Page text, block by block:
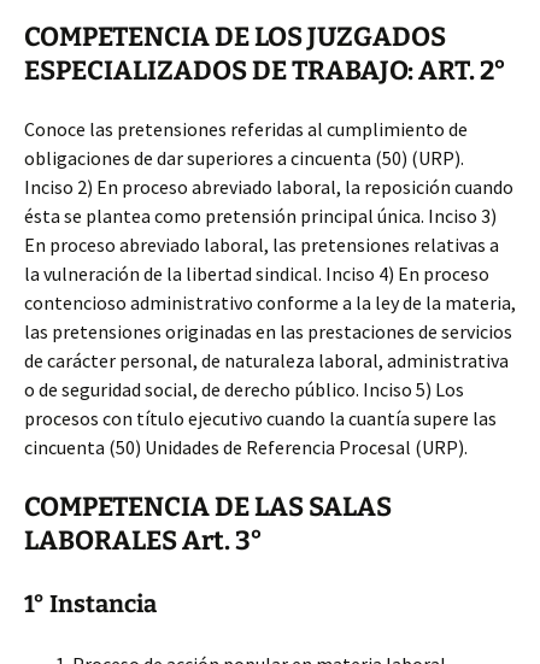
COMPETENCIA DE LOS JUZGADOS
ESPECIALIZADOS DE TRABAJO: ART. 2°
Conoce las pretensiones referidas al cumplimiento de
obligaciones de dar superiores a cincuenta (50) (URP).
Inciso 2) En proceso abreviado laboral, la reposición cuando
ésta se plantea como pretensión principal única. Inciso 3)
En proceso abreviado laboral, las pretensiones relativas a
la vulneración de la libertad sindical. Inciso 4) En proceso
contencioso administrativo conforme a la ley de la materia,
las pretensiones originadas en las prestaciones de servicios
de carácter personal, de naturaleza laboral, administrativa
o de seguridad social, de derecho público. Inciso 5) Los
procesos con título ejecutivo cuando la cuantía supere las
cincuenta (50) Unidades de Referencia Procesal (URP).
COMPETENCIA DE LAS SALAS
LABORALES Art. 3°
1° Instancia